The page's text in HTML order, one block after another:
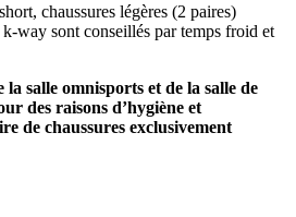
chaussures légères (2 paires)
way sont conseillés par temps froid et
salle omnisports et de la salle de
des raisons d’hygiène et
de chaussures exclusivement